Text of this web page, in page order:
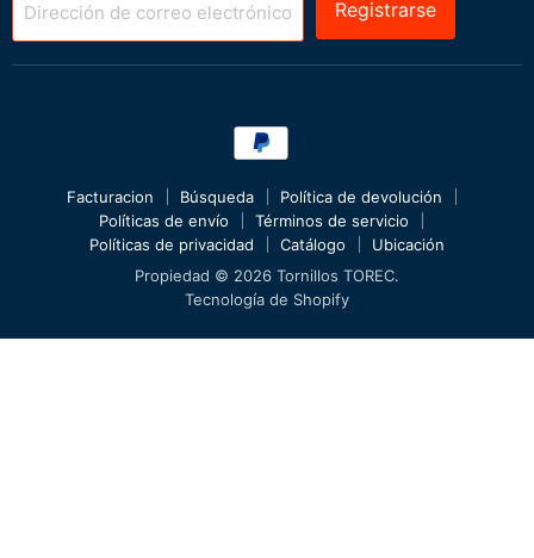
Dirección de correo electrónico Registrarse
Facturacion Búsqueda
Política de devolución
Políticas de envío
Términos de servicio
Políticas de privacidad
Catálogo
Ubicación
Propiedad © 2026 Tornillos TOREC.
Tecnología de Shopify